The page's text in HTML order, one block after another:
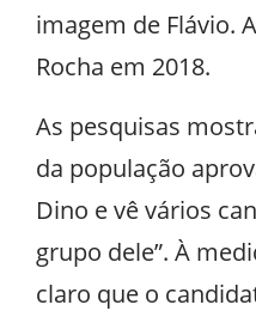
imagem de Flávio.
Rocha em 2018.
As pesquisas
da população
Dino e vê vários
grupo dele”. À
claro que o